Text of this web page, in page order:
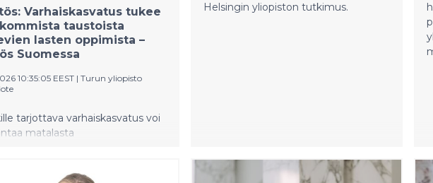
Varhaiskasvatus tukee
taustoista
lasten oppimista –
Suomessa
10:35:05 EEST | Turun yliopisto
tarjottava varhaiskasvatus voi
matalasta
lasten
Helsingin yliopiston tutkimus.